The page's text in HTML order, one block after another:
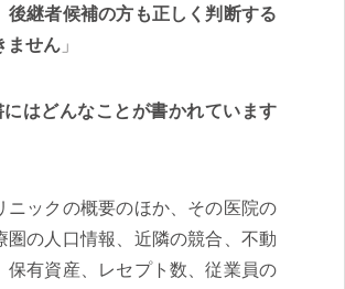
後継者候補の方も正しく判断する
ません 」
にはどんなことが書かれています
ニックの概要のほか、その医院の
圏の人口情報、近隣の競合、不動
保有資産、レセプト数、従業員の